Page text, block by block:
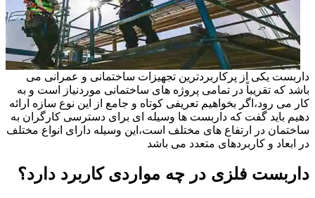
داربست یکی از پرکاربردترین تجهیزات ساختمانی و عمرانی می
باشد که تقریباً در تمامی پروژه های ساختمانی موردنیاز است و به
کار می رود،اگر بخواهیم تعریفی کوتاه و جامع از این نوع سازه ارائه
دهیم باید گفت که داربست ها وسیله ای برای دسترسی کارگران به
ساختمان در ارتفاع های مختلف است،این وسیله دارای انواع مختلف
در ابعاد و کاربردهای متعدد می باشد
داربست فلزی در چه مواردی کاربرد دارد؟